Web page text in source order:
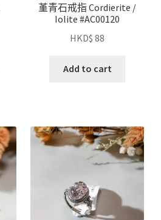
堇青石戒指 Cordierite /
Iolite #AC00120
HKD$ 88
Add to cart